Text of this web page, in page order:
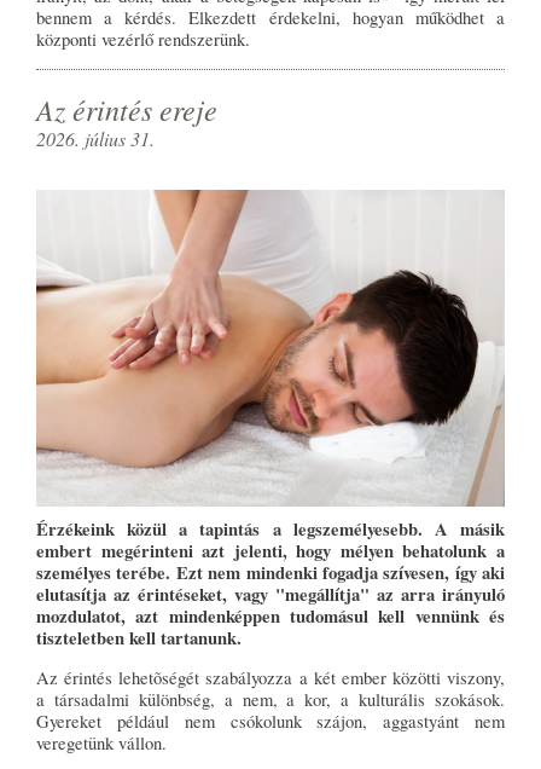
bennem a kérdés. Elkezdett érdekelni, hogyan működhet a
központi vezérlő rendszerünk.
Az érintés ereje
2026. július 31.
Érzékeink közül a tapintás a legszemélyesebb. A másik
embert megérinteni azt jelenti, hogy mélyen behatolunk a
személyes terébe. Ezt nem mindenki fogadja szívesen, így aki
elutasítja az érintéseket, vagy "megállítja" az arra irányuló
mozdulatot, azt mindenképpen tudomásul kell vennünk és
tiszteletben kell tartanunk.
Az érintés lehetõségét szabályozza a két ember közötti viszony,
a társadalmi különbség, a nem, a kor, a kulturális szokások.
Gyereket például nem csókolunk szájon, aggastyánt nem
veregetünk vállon.